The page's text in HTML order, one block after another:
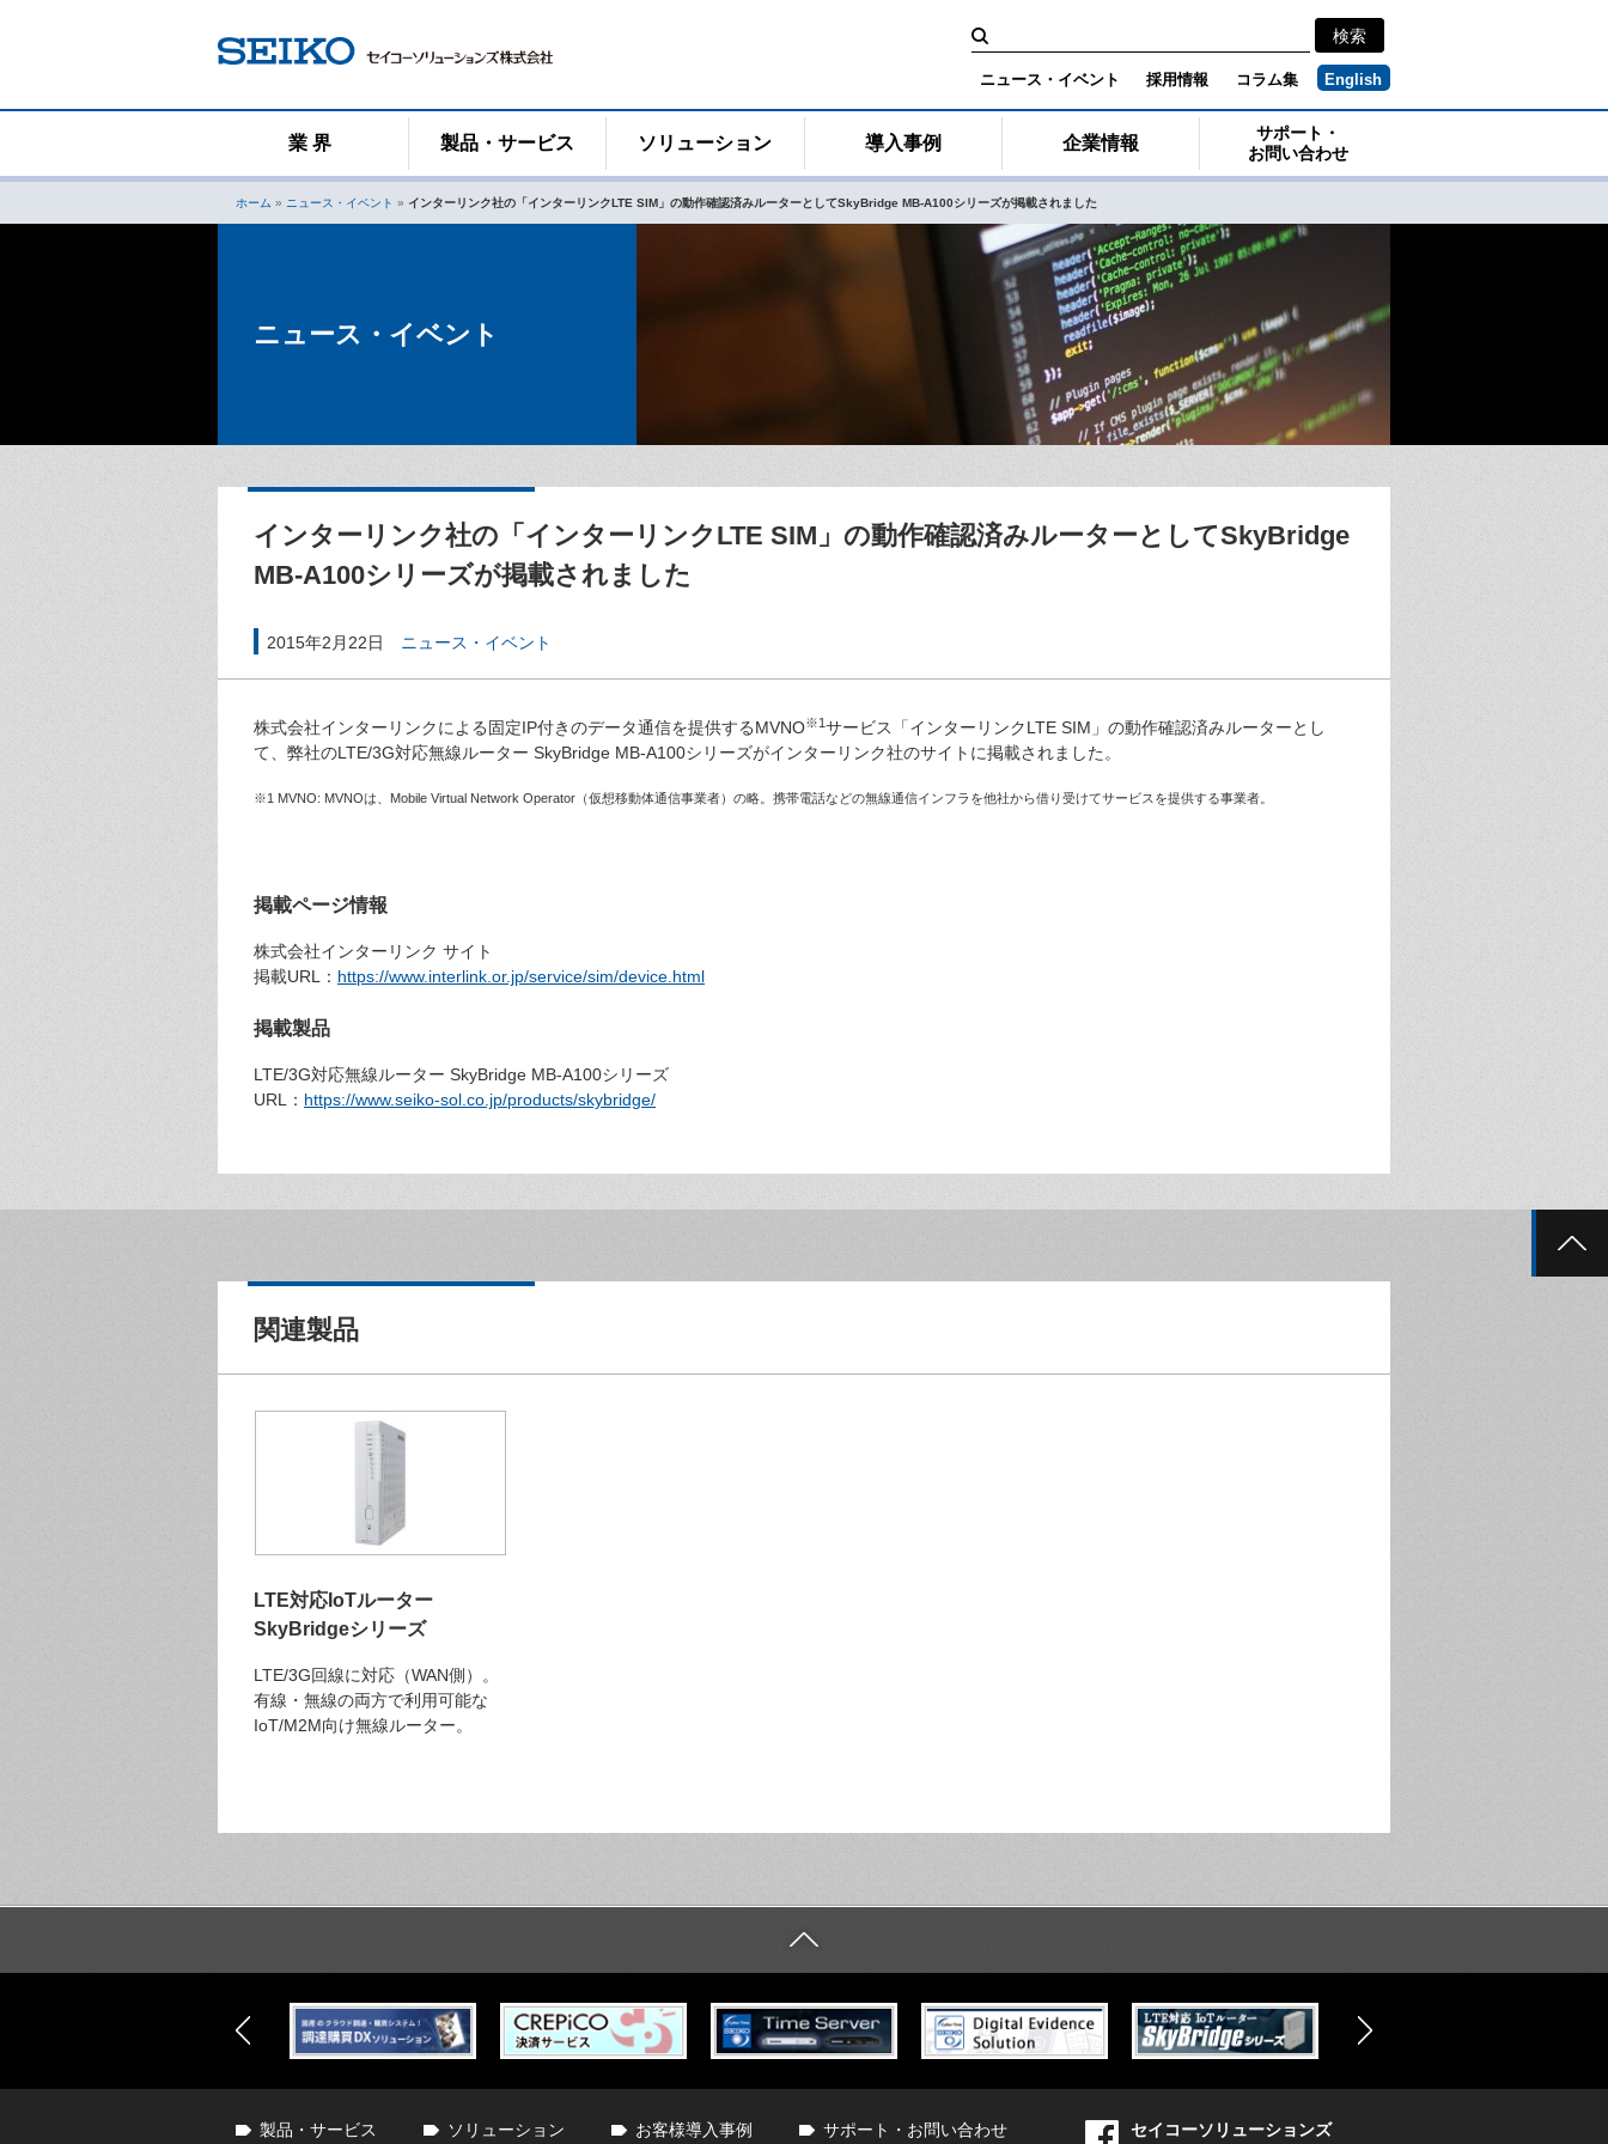
ツ
キ
検
索:
ニュース・イベント 採用情報 コラム集 English
業 界 製品・サービス ソリューション 導入事例 企業情報
サポート・
お問い合わせ
ホーム » ニュース・イベント » インターリンク社の「インターリンクLTE SIM」の動作確認済みルーターとしてSkyBridge MB-A100シリーズが掲載されました
ニュース・イベント
インターリンク社の「インターリンクLTE SIM」の動作確認済みルーターとしてSkyBridge
MB-A100シリーズが掲載されました
2015年2月22日 ニュース・イベント
株式会社インターリンクによる固定IP付きのデータ通信を提供するMVNO※1サービス「インターリンクLTE SIM」の動作確認済みルーターとし
て、弊社のLTE/3G対応無線ルーター SkyBridge MB-A100シリーズがインターリンク社のサイトに掲載されました。
※1 MVNO: MVNOは、Mobile Virtual Network Operator（仮想移動体通信事業者）の略。携帯電話などの無線通信インフラを他社から借り受けてサービスを提供する事業者。
掲載ページ情報
株式会社インターリンク サイト
掲載URL： https://www.interlink.or.jp/service/sim/device.html
掲載製品
LTE/3G対応無線ルーター SkyBridge MB-A100シリーズ
URL： https://www.seiko-sol.co.jp/products/skybridge/
関連製品
LTE対応IoTルーター
SkyBridgeシリーズ
LTE/3G回線に対応（WAN側）。
有線・無線の両方で利用可能な
IoT/M2M向け無線ルーター。
製品・サービス ソリューション お客様導入事例 サポート・お問い合わせ
セイコーソリューションズ